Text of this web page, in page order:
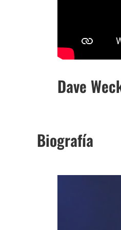
Dave
Biografía